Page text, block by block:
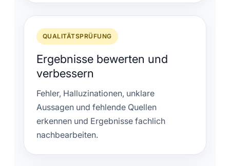
QUALITÄTSPRÜFUNG
Ergebnisse bewerten und
verbessern
Fehler, Halluzinationen, unklare
Aussagen und fehlende Quellen
erkennen und Ergebnisse fachlich
nachbearbeiten.